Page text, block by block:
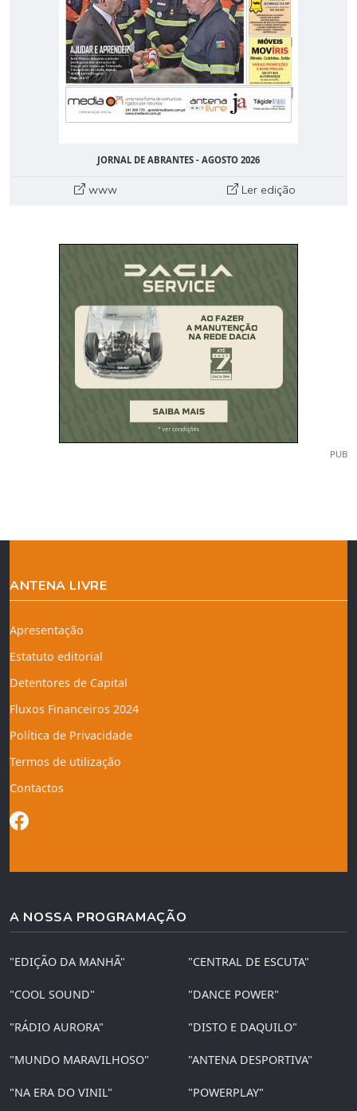
JORNAL DE ABRANTES - AGOSTO 2026
www Ler edição
PUB
ANTENA LIVRE
Apresentação
Estatuto editorial
Detentores de Capital
Fluxos Financeiros 2024
Política de Privacidade
Termos de utilização
Contactos
A NOSSA PROGRAMAÇÃO
"EDIÇÃO DA MANHÃ" "CENTRAL DE ESCUTA"
"COOL SOUND" "DANCE POWER"
"RÁDIO AURORA" "DISTO E DAQUILO"
"MUNDO MARAVILHOSO" "ANTENA DESPORTIVA"
"NA ERA DO VINIL" "POWERPLAY"